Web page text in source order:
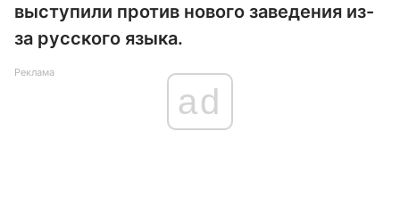
выступили против нового заведения из-
за русского языка.
Реклама
ad